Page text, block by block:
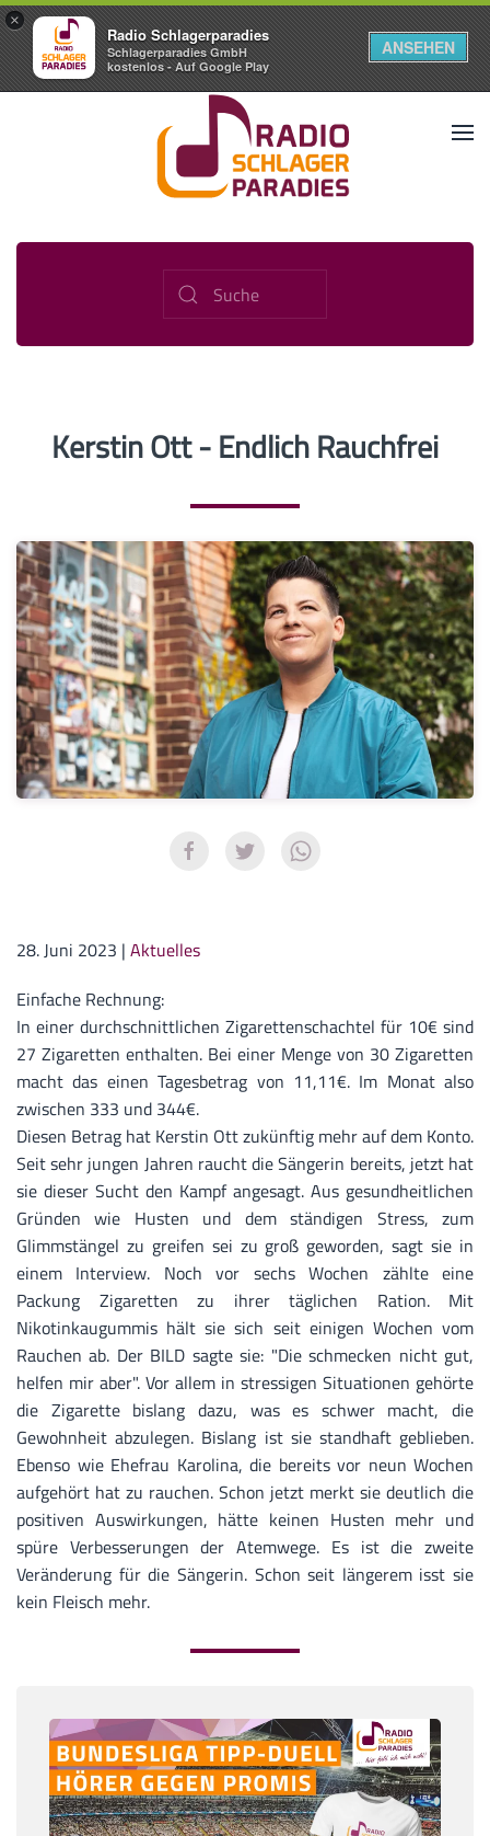
×
Radio Schlagerparadies
Schlagerparadies GmbH
kostenlos - Auf Google Play
ANSEHEN
Kerstin Ott - Endlich Rauchfrei
28. Juni 2023 | Aktuelles
Einfache Rechnung:
In einer durchschnittlichen Zigarettenschachtel für 10€ sind
27 Zigaretten enthalten. Bei einer Menge von 30 Zigaretten
macht das einen Tagesbetrag von 11,11€. Im Monat also
zwischen 333 und 344€.
Diesen Betrag hat Kerstin Ott zukünftig mehr auf dem Konto.
Seit sehr jungen Jahren raucht die Sängerin bereits, jetzt hat
sie dieser Sucht den Kampf angesagt. Aus gesundheitlichen
Gründen wie Husten und dem ständigen Stress, zum
Glimmstängel zu greifen sei zu groß geworden, sagt sie in
einem Interview. Noch vor sechs Wochen zählte eine
Packung Zigaretten zu ihrer täglichen Ration. Mit
Nikotinkaugummis hält sie sich seit einigen Wochen vom
Rauchen ab. Der BILD sagte sie: "Die schmecken nicht gut,
helfen mir aber". Vor allem in stressigen Situationen gehörte
die Zigarette bislang dazu, was es schwer macht, die
Gewohnheit abzulegen. Bislang ist sie standhaft geblieben.
Ebenso wie Ehefrau Karolina, die bereits vor neun Wochen
aufgehört hat zu rauchen. Schon jetzt merkt sie deutlich die
positiven Auswirkungen, hätte keinen Husten mehr und
spüre Verbesserungen der Atemwege. Es ist die zweite
Veränderung für die Sängerin. Schon seit längerem isst sie
kein Fleisch mehr.